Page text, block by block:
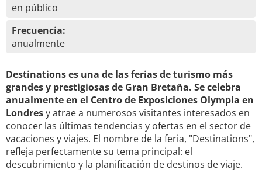
en público
Frecuencia:
anualmente
Destinations es una de las ferias de turismo más
grandes y prestigiosas de Gran Bretaña. Se celebra
anualmente en el Centro de Exposiciones Olympia en
Londresy atrae a numerosos visitantes interesados en
conocer las últimas tendencias y ofertas en el sector de
vacaciones y viajes. El nombre de la feria, "Destinations",
refleja perfectamente su tema principal: el
descubrimiento y la planificación de destinos de viaje.